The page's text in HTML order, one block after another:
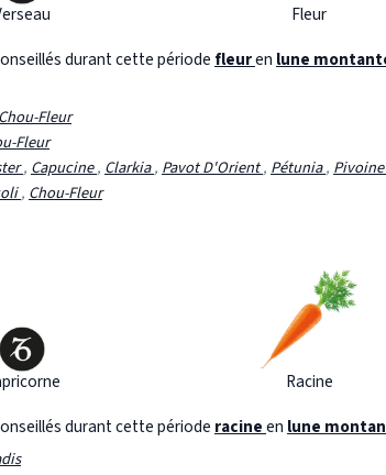
Fleur
durant cette période fleuren lune
Chou-Fleur
Fleur
, Capucine, Clarkia, Pavot D'Orient, Pétunia, Pivoine
, Chou-Fleur
Racine
durant cette période racineen lune